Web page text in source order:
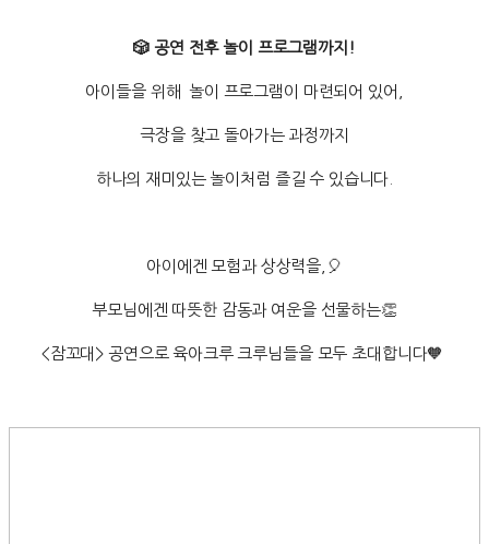
🎲 공연 전후 놀이 프로그램까지!
아이들을 위해 놀이 프로그램이 마련되어 있어,
극장을 찾고 돌아가는 과정까지
하나의 재미있는 놀이처럼 즐길 수 있습니다.
아이에겐 모험과 상상력을,🎈
부모님에겐 따뜻한 감동과 여운을 선물하는👏
<잠꼬대> 공연으로 육아크루 크루님들을 모두 초대합니다🧡